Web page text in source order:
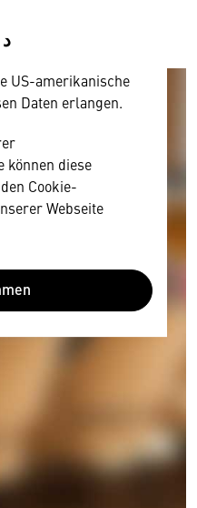
dem EU-
Schutzniveau
US-amerikanische
Daten erlangen.
können diese
Cookie-
Webseite